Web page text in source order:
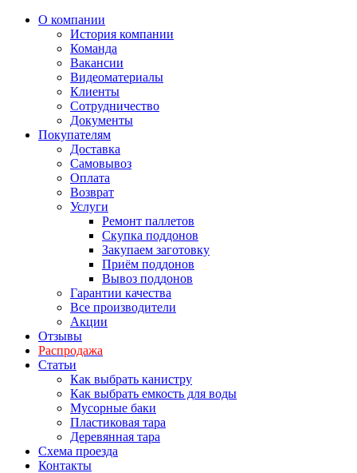
О компании
История компании
Команда
Вакансии
Видеоматериалы
Клиенты
Сотрудничество
Документы
Покупателям
Доставка
Самовывоз
Оплата
Возврат
Услуги
Ремонт паллетов
Скупка поддонов
Закупаем заготовку
Приём поддонов
Вывоз поддонов
Гарантии качества
Все производители
Акции
Отзывы
Распродажа
Статьи
Как выбрать канистру
Как выбрать емкость для воды
Мусорные баки
Пластиковая тара
Деревянная тара
Схема проезда
Контакты